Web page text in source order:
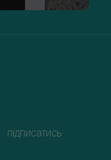
підписатись